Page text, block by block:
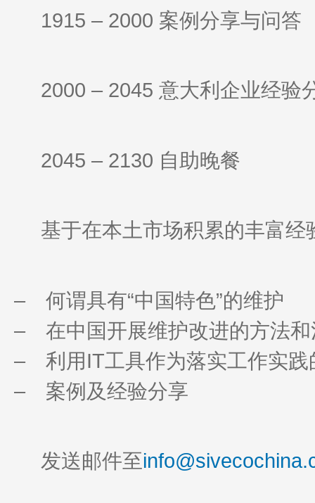
1915 – 2000 案例分享与问答
2000 – 2045 意大利企业经验
2045 – 2130 自助晚餐
基于在本土市场积累的丰富经
– 何谓具有“中国特色”的维护
– 在中国开展维护改进的方法和
– 利用IT工具作为落实工作实践
– 案例及经验分享
发送邮件至